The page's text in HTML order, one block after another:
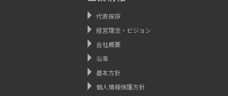
代表挨拶
経営理念・ビジョン
会社概要
沿革
基本方針
個人情報保護方針